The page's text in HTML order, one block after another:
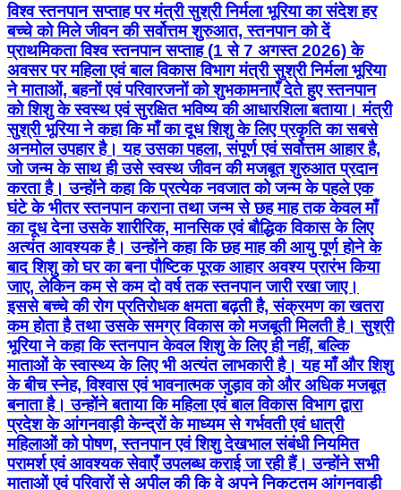
विश्व स्तनपान सप्ताह पर मंत्री सुश्री निर्मला भूरिया का संदेश हर
बच्चे को मिले जीवन की सर्वोत्तम शुरुआत, स्तनपान को दें
प्राथमिकता विश्व स्तनपान सप्ताह (1 से 7 अगस्त 2026) के
अवसर पर महिला एवं बाल विकास विभाग मंत्री सुश्री निर्मला भूरिया
ने माताओं, बहनों एवं परिवारजनों को शुभकामनाएँ देते हुए स्तनपान
को शिशु के स्वस्थ एवं सुरक्षित भविष्य की आधारशिला बताया। मंत्री
सुश्री भूरिया ने कहा कि माँ का दूध शिशु के लिए प्रकृति का सबसे
अनमोल उपहार है। यह उसका पहला, संपूर्ण एवं सर्वोत्तम आहार है,
जो जन्म के साथ ही उसे स्वस्थ जीवन की मजबूत शुरुआत प्रदान
करता है। उन्होंने कहा कि प्रत्येक नवजात को जन्म के पहले एक
घंटे के भीतर स्तनपान कराना तथा जन्म से छह माह तक केवल माँ
का दूध देना उसके शारीरिक, मानसिक एवं बौद्धिक विकास के लिए
अत्यंत आवश्यक है। उन्होंने कहा कि छह माह की आयु पूर्ण होने के
बाद शिशु को घर का बना पौष्टिक पूरक आहार अवश्य प्रारंभ किया
जाए, लेकिन कम से कम दो वर्ष तक स्तनपान जारी रखा जाए।
इससे बच्चे की रोग प्रतिरोधक क्षमता बढ़ती है, संक्रमण का खतरा
कम होता है तथा उसके समग्र विकास को मजबूती मिलती है। सुश्री
भूरिया ने कहा कि स्तनपान केवल शिशु के लिए ही नहीं, बल्कि
माताओं के स्वास्थ्य के लिए भी अत्यंत लाभकारी है। यह माँ और शिशु
के बीच स्नेह, विश्वास एवं भावनात्मक जुड़ाव को और अधिक मजबूत
बनाता है। उन्होंने बताया कि महिला एवं बाल विकास विभाग द्वारा
प्रदेश के आंगनवाड़ी केन्द्रों के माध्यम से गर्भवती एवं धात्री
महिलाओं को पोषण, स्तनपान एवं शिशु देखभाल संबंधी नियमित
परामर्श एवं आवश्यक सेवाएँ उपलब्ध कराई जा रही हैं। उन्होंने सभी
माताओं एवं परिवारों से अपील की कि वे अपने निकटतम आंगनवाड़ी